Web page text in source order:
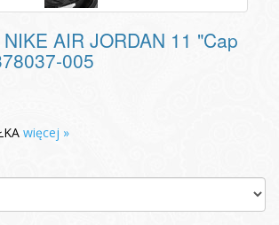
AIR JORDAN 11 "Cap
005
więcej »